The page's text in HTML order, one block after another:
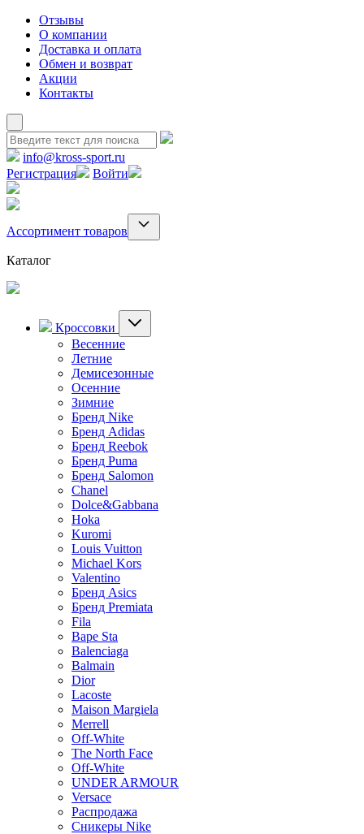
Отзывы
О компании
Доставка и оплата
Обмен и возврат
Акции
Контакты
info@kross-sport.ru
Регистрация
Войти
Ассортимент товаров
Каталог
Кроссовки
Весенние
Летние
Демисезонные
Осенние
Зимние
Бренд Nike
Бренд Adidas
Бренд Reebok
Бренд Puma
Бренд Salomon
Chanel
Dolce&Gabbana
Hoka
Kuromi
Louis Vuitton
Michael Kors
Valentino
Бренд Asics
Бренд Premiata
Fila
Bape Sta
Balenciaga
Balmain
Dior
Lacoste
Maison Margiela
Merrell
Off-White
The North Face
Off-White
UNDER ARMOUR
Versace
Распродажа
Сникеры Nike